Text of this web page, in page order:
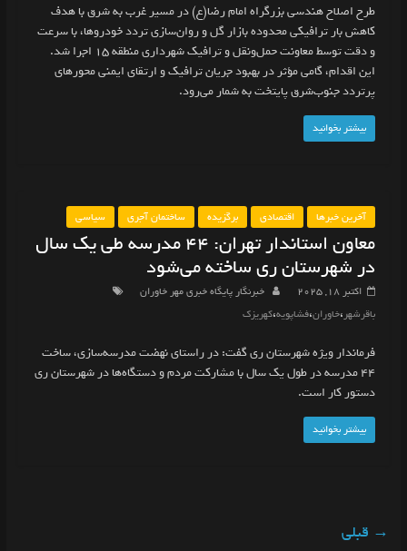
طرح اصلاح هندسی بزرگراه امام رضا(ع) در مسیر غرب به شرق با هدف
کاهش بار ترافیکی محدوده بازار گل و روان‌سازی تردد خودروها، با سرعت
و دقت توسط معاونت حمل‌ونقل و ترافیک شهرداری منطقه ۱۵ اجرا شد.
این اقدام، گامی مؤثر در بهبود جریان ترافیک و ارتقای ایمنی محورهای
پرتردد جنوب‌شرق پایتخت به شمار می‌رود.
بیشتر بخوانید
آخرین خبرها اقتصادی برگزیده ساختمان آجری سیاسی
معاون استاندار تهران: ۴۴ مدرسه طی یک سال
در شهرستان ری ساخته می‌شود
اکتبر 18, 2025
خبرنگار پایگاه خبری مهر خاوران
باقرشهر،خاوران،فشاپویه،کهریزک
فرماندار ویژه شهرستان ری گفت: در راستای نهضت مدرسه‌سازی، ساخت
۴۴ مدرسه در طول یک سال با مشارکت مردم و دستگاه‌ها در شهرستان ری
دستور کار است.
بیشتر بخوانید
→ قبلی